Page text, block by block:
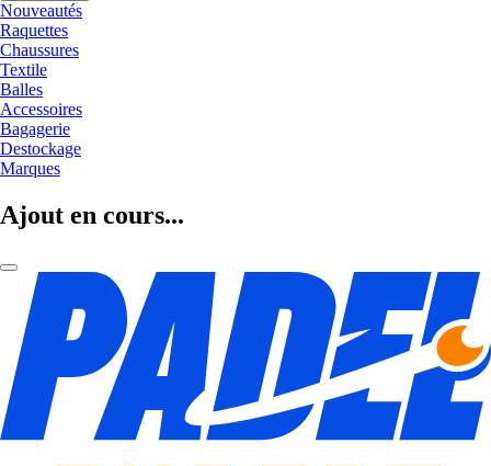
Nouveautés
Raquettes
Chaussures
Textile
Balles
Accessoires
Bagagerie
Destockage
Marques
Ajout en cours...